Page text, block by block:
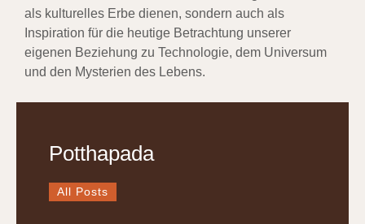
als kulturelles Erbe dienen, sondern auch als
Inspiration für die heutige Betrachtung unserer
eigenen Beziehung zu Technologie, dem Universum
und den Mysterien des Lebens.
Potthapada
All Posts